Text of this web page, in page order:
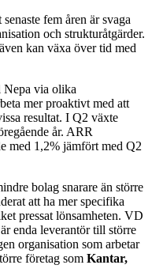
fem åren är svaga
och strukturåtgärder.
kan växa över tid med
via olika
mer proaktivt med att
resultat. I Q2 växte
år. ARR
med 1,2% jämfört med Q2
bolag snarare än större
att ha mer specifika
pressat lönsamheten. VD
enda leverantör till större
organisation som arbetar
företag som Kantar,